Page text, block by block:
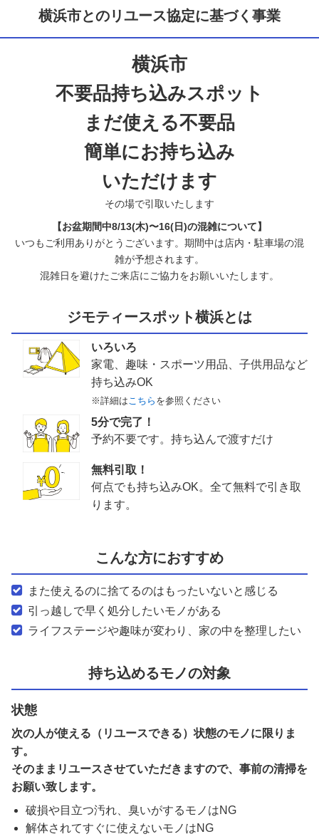
横浜市とのリユース協定に基づく事業
横浜市
不要品持ち込みスポット
まだ使える不要品
簡単にお持ち込み
いただけます
その場で引取いたします
【お盆期間中8/13(木)〜16(日)の混雑について】
いつもご利用ありがとうございます。期間中は店内・駐車場の混
雑が予想されます。
混雑日を避けたご来店にご協力をお願いいたします。
ジモティースポット横浜とは
いろいろ
家電、趣味・スポーツ用品、子供用品など
持ち込みOK
※詳細はこちら を参照ください
5分で完了！
予約不要です。持ち込んで渡すだけ
無料引取！
何点でも持ち込みOK。全て無料で引き取
ります。
こんな方におすすめ
また使えるのに捨てるのはもったいないと感じる
引っ越しで早く処分したいモノがある
ライフステージや趣味が変わり、家の中を整理したい
持ち込めるモノの対象
状態
次の人が使える（リユースできる）状態のモノに限りま
す。
そのままリユースさせていただきますので、事前の清掃を
お願い致します。
破損や目立つ汚れ、臭いがするモノはNG
解体されてすぐに使えないモノはNG